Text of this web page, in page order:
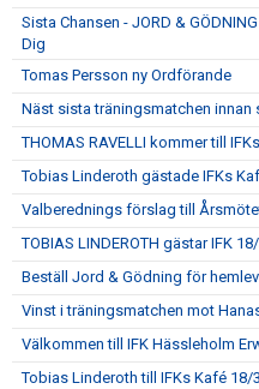
Sista Chansen - JORD &
Dig
Tomas Persson ny Ordförande
Näst sista träningsmatchen innan
THOMAS RAVELLI kommer till
Tobias Linderoth gästade IFKs
Valberednings förslag till
TOBIAS LINDEROTH gästar IFK
Beställ Jord & Gödning för
Vinst i träningsmatchen mot
Välkommen till IFK Hässleholm
Tobias Linderoth till IFKs Kafé 18/3